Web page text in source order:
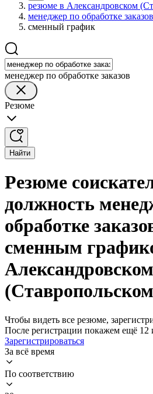
резюме в Александровском
менеджер по обработке заказов
сменный график
менеджер по обработке заказов
Резюме
Найти
Резюме
должность
обработке
сменным
Александровском
Чтобы видеть все резюме,
После регистрации покажем ещё 12
Зарегистрироваться
За всё время
По соответствию